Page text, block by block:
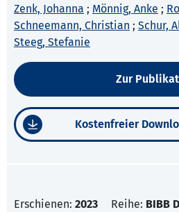
Zenk, Johanna ; Mönnig, Anke ;
Schneemann, Christian ; Schur,
Steeg, Stefanie
Zur
Kostenfreier
Erschienen: 2023 Reihe: BIBB